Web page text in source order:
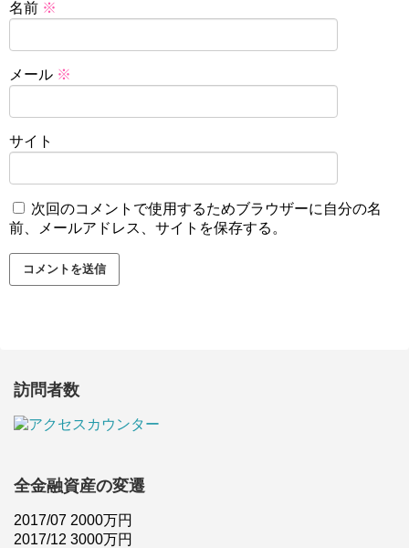
名前 ※
メール ※
サイト
次回のコメントで使用するためブラウザーに自分の名
前、メールアドレス、サイトを保存する。
訪問者数
全金融資産の変遷
2017/07 2000万円
2017/12 3000万円